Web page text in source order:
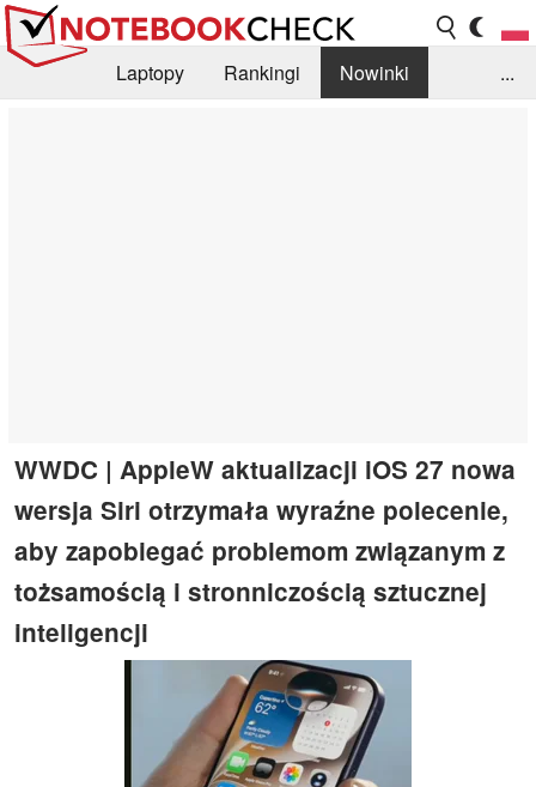
Laptopy Rankingi
Nowinki
...
WWDC | AppleW aktualizacji iOS 27 nowa
wersja Siri otrzymała wyraźne polecenie,
aby zapobiegać problemom związanym z
tożsamością i stronniczością sztucznej
inteligencji